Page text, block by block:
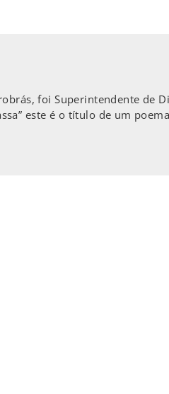
foi Superintendente de
este é o título de um